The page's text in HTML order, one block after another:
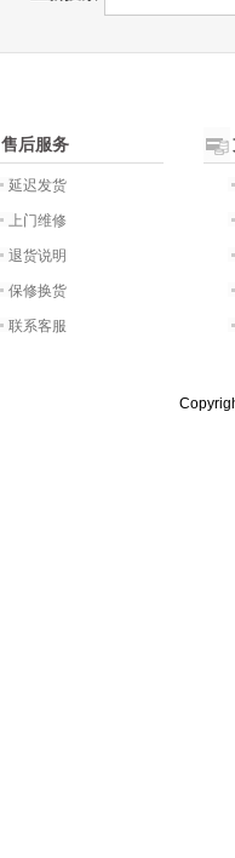
售后服务
延迟发货
上门维修
退货说明
保修换货
联系客服